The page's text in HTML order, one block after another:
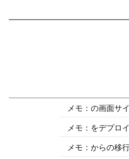
メモ：VirtualBoxの画
メモ：trojanをデプ
メモ：Baidu Netdisk か